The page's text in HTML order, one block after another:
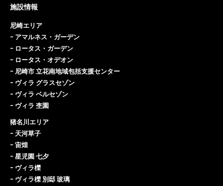
施設情報
尼崎エリア
ｰ アマルネス・ガーデン
ｰ ロータス・ガーデン
ｰ ロータス・オデオン
ｰ 尼崎市 立花南地域包括支援センター
ｰ ヴィラ グラスセゾン
ｰ ヴィラ ベルセゾン
ｰ ヴィラ 杢園
猪名川エリア
ｰ 天河草子
ｰ 宙煌
ｰ 星児園 七夕
ｰ ヴィラ櫟
ｰ ヴィラ櫟 別邸 玻璃